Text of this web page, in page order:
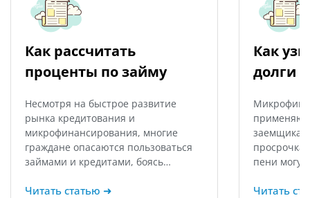
Как рассчитать
проценты по займу
Несмотря на быстрое развитие
рынка кредитования и
микрофинансирования, многие
граждане опасаются пользоваться
займами и кредитами, боясь…
Читать статью ➜
Как
долги
применяют
пени
Читать